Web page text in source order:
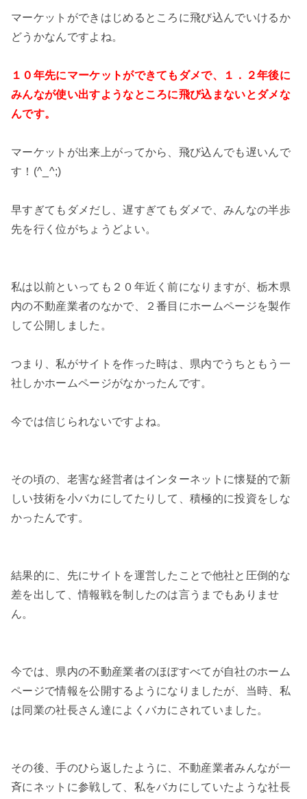
マーケットができはじめるところに飛び込んでいけるか
どうかなんですよね。
１０年先にマーケットができてもダメで、１．２年後に
みんなが使い出すようなところに飛び込まないとダメな
んです。
マーケットが出来上がってから、飛び込んでも遅いんで
す！(^_^;)
早すぎてもダメだし、遅すぎてもダメで、みんなの半歩
先を行く位がちょうどよい。
私は以前といっても２０年近く前になりますが、栃木県
内の不動産業者のなかで、２番目にホームページを製作
して公開しました。
つまり、私がサイトを作った時は、県内でうちともう一
社しかホームページがなかったんです。
今では信じられないですよね。
その頃の、老害な経営者はインターネットに懐疑的で新
しい技術を小バカにしてたりして、積極的に投資をしな
かったんです。
結果的に、先にサイトを運営したことで他社と圧倒的な
差を出して、情報戦を制したのは言うまでもありませ
ん。
今では、県内の不動産業者のほぼすべてが自社のホーム
ページで情報を公開するようになりましたが、当時、私
は同業の社長さん達によくバカにされていました。
その後、手のひら返したように、不動産業者みんなが一
斉にネットに参戦して、私をバカにしていたような社長